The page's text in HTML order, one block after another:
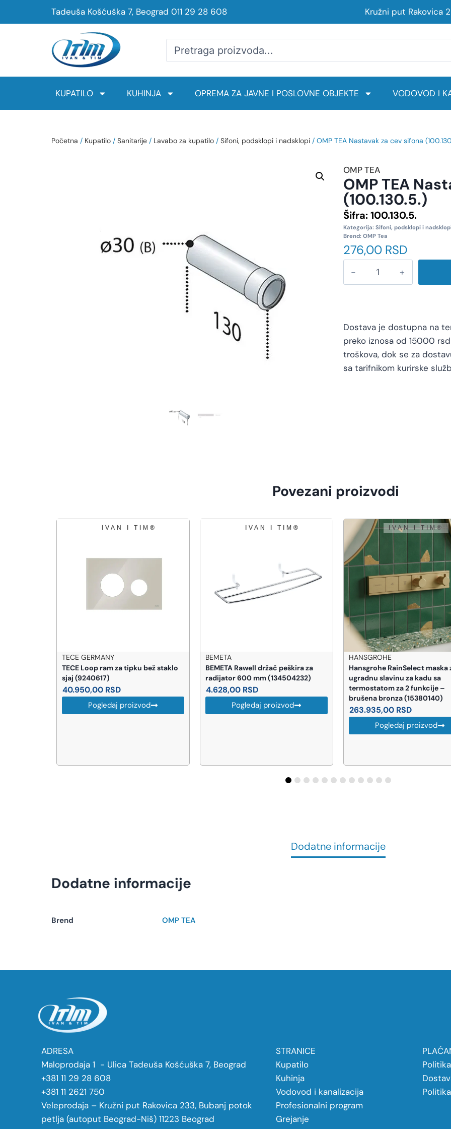
Tadeuša Košćuška 7, Beograd 011 29 28 608 Kružni put Rakovica
KUPATILO KUHINJA OPREMA ZA JAVNE I POSLOVNE OBJEKTE VODOVOD I
Početna / Kupatilo / Sanitarije / Lavabo za kupatilo / Sifoni, podsklopi i nadsklopi / OMP TEA Nastavak za cev sifona
OMP TEA
OMP TEA
(100.130.5.)
Šifra:100.130.5.
Kategorija: Sifoni, podsklopi i
Brend: OMP Tea
276,00 RSD
Dostava je dostupna na
preko iznosa od 15000
troškova, dok se za
sa tarifnikom kurirske
Povezani proizvodi
TECE GERMANY
TECE Loop ram za tipku bež staklo
sjaj (9240617)
40.950,00 RSD
Pogledaj proizvod
BEMETA
BEMETA Rawell držač peškira za
radijator 600 mm (134504232)
4.628,00 RSD
Pogledaj proizvod
HANSGROHE
Hansgrohe RainSelect maska
ugradnu slavinu za kadu sa
termostatom za 2 funkcije –
brušena bronza (15380140)
263.935,00 RSD
Pogledaj proizvod
Dodatne informacije
Dodatne informacije
Brend OMP TEA
ADRESA
Maloprodaja 1 - Ulica Tadeuša Košćuška 7, Beograd
+381 11 29 28 608
+381 11 2621 750
Veleprodaja – Kružni put Rakovica 233, Bubanj potok
petlja (autoput Beograd-Niš) 11223 Beograd
STRANICE
Kupatilo
Kuhinja
Vodovod i kanalizacija
Profesionalni program
Grejanje